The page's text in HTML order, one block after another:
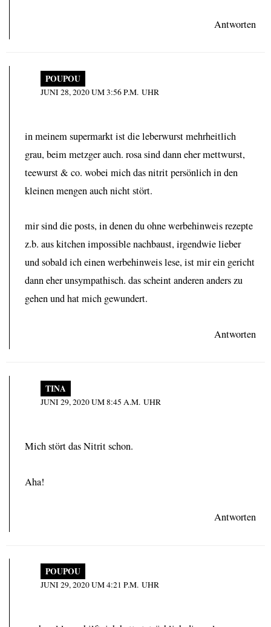
Antworten
POUPOU
JUNI 28, 2020 UM 3:56 P.M. UHR
in meinem supermarkt ist die leberwurst mehrheitlich
grau, beim metzger auch. rosa sind dann eher mettwurst,
teewurst & co. wobei mich das nitrit persönlich in den
kleinen mengen auch nicht stört.
mir sind die posts, in denen du ohne werbehinweis rezepte
z.b. aus kitchen impossible nachbaust, irgendwie lieber
und sobald ich einen werbehinweis lese, ist mir ein gericht
dann eher unsympathisch. das scheint anderen anders zu
gehen und hat mich gewundert.
Antworten
TINA
JUNI 29, 2020 UM 8:45 A.M. UHR
Mich stört das Nitrit schon.
Aha!
Antworten
POUPOU
JUNI 29, 2020 UM 4:21 P.M. UHR